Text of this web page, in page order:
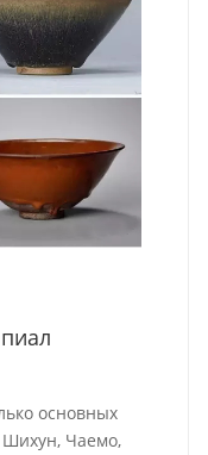
основных
Шихун, Чаемо,